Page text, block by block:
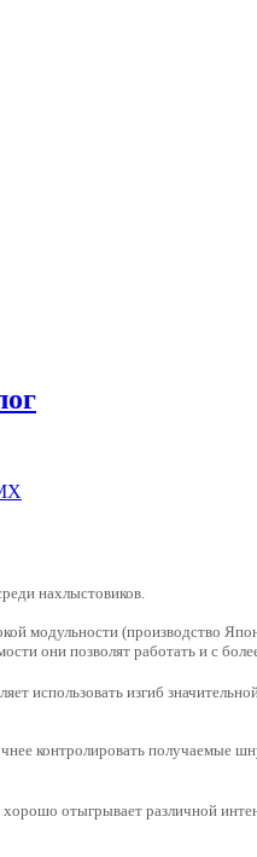
нахлыстовиков.
(производство
они позволят работать и с
использовать изгиб
контролировать получаемые
отыгрывает различной